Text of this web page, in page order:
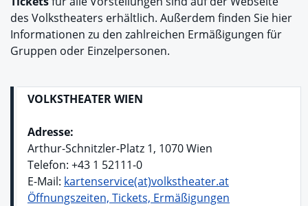
des Volkstheaters erhältlich. Außerdem finden Sie hier
Informationen zu den zahlreichen Ermäßigungen für
Gruppen oder Einzelpersonen.
VOLKSTHEATER WIEN
Adresse:
Arthur-Schnitzler-Platz 1, 1070 Wien
Telefon: +43 1 52111-0
E-Mail: kartenservice(at)volkstheater.at
Öffnungszeiten, Tickets, Ermäßigungen